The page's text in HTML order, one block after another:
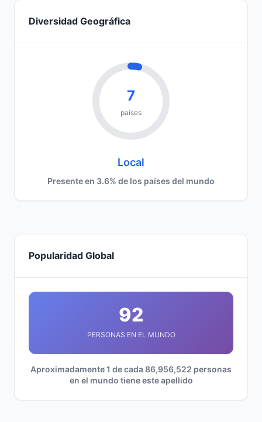
Diversidad Geográfica
7
países
Local
Presente en 3.6% de los países del mundo
Popularidad Global
92
PERSONAS EN EL MUNDO
Aproximadamente 1 de cada 86,956,522 personas
en el mundo tiene este apellido